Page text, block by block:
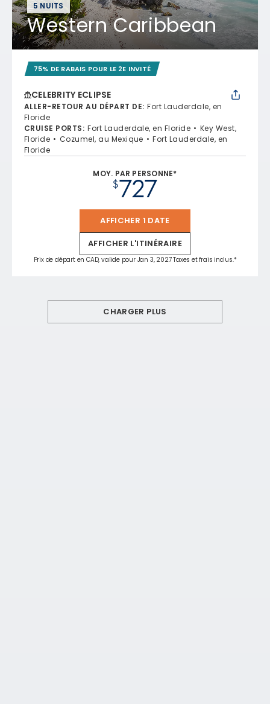
5 NUITS
Western Caribbean
75% DE RABAIS POUR LE 2E INVITÉ
CELEBRITY ECLIPSE
ALLER-RETOUR AU DÉPART DE: Fort Lauderdale, en
Floride
CRUISE PORTS: Fort Lauderdale, en Floride
Key West,
Floride
Cozumel, au Mexique
Fort Lauderdale, en
Floride
MOY. PAR PERSONNE*
$727
AFFICHER 1 DATE
AFFICHER L'ITINÉRAIRE
Prix de départ en CAD, valide pour Jan 3, 2027 Taxes et frais inclus.*
CHARGER PLUS